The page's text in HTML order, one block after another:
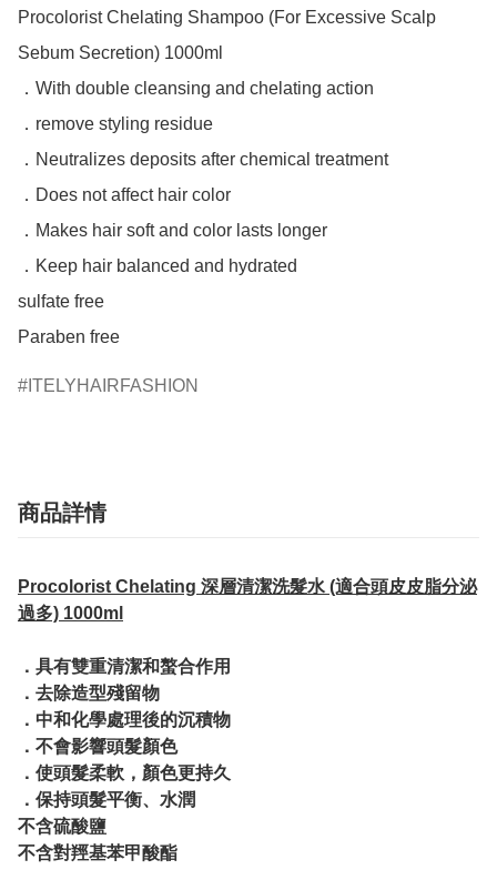
Procolorist Chelating Shampoo (For Excessive Scalp
Sebum Secretion) 1000ml
．With double cleansing and chelating action
．remove styling residue
．Neutralizes deposits after chemical treatment
．Does not affect hair color
．Makes hair soft and color lasts longer
．Keep hair balanced and hydrated
sulfate free
Paraben free
ITELYHAIRFASHION
商品詳情
Procolorist Chelating 深層清潔洗髮水 (適合頭皮皮脂分泌
過多) 1000ml
．具有雙重清潔和螯合作用
．去除造型殘留物
．中和化學處理後的沉積物
．不會影響頭髮顏色
．使頭髮柔軟，顏色更持久
．保持頭髮平衡、水潤
不含硫酸鹽
不含對羥基苯甲酸酯